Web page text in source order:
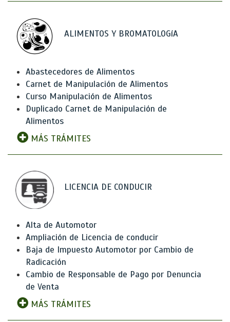
ALIMENTOS Y BROMATOLOGíA
Abastecedores de Alimentos
Carnet de Manipulación de Alimentos
Curso Manipulación de Alimentos
Duplicado Carnet de Manipulación de
Alimentos
MÁS TRÁMITES
LICENCIA DE CONDUCIR
Alta de Automotor
Ampliación de Licencia de conducir
Baja de Impuesto Automotor por Cambio de
Radicación
Cambio de Responsable de Pago por Denuncia
de Venta
MÁS TRÁMITES